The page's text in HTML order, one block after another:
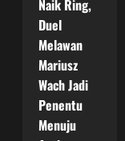
Naik Ring,
Duel
Melawan
Mariusz
Wach Jadi
Penentu
Menuju